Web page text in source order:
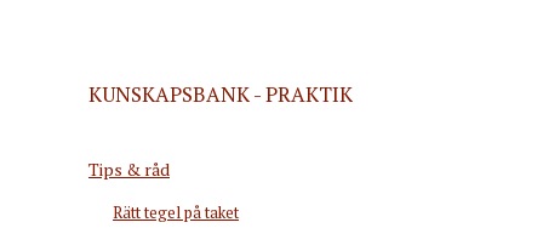
KUNSKAPSBANK - PRAKTIK
Tips & råd
Rätt tegel på taket